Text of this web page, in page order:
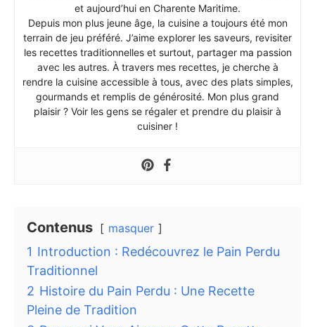
et aujourd’hui en Charente Maritime.
Depuis mon plus jeune âge, la cuisine a toujours été mon
terrain de jeu préféré. J’aime explorer les saveurs, revisiter
les recettes traditionnelles et surtout, partager ma passion
avec les autres. À travers mes recettes, je cherche à
rendre la cuisine accessible à tous, avec des plats simples,
gourmands et remplis de générosité. Mon plus grand
plaisir ? Voir les gens se régaler et prendre du plaisir à
cuisiner !
Contenus masquer
1 Introduction : Redécouvrez le Pain Perdu
Traditionnel
2 Histoire du Pain Perdu : Une Recette
Pleine de Tradition